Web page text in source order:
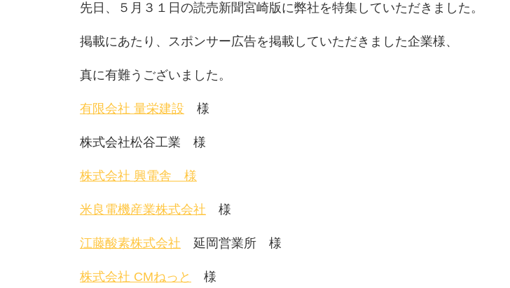
先日、５月３１日の読売新聞宮崎版に弊社を特集していただきました。
掲載にあたり、スポンサー広告を掲載していただきました企業様、
真に有難うございました。
有限会社 量栄建設 様
株式会社松谷工業 様
株式会社 興電舎 様
米良電機産業株式会社 様
江藤酸素株式会社 延岡営業所 様
株式会社 CMねっと 様